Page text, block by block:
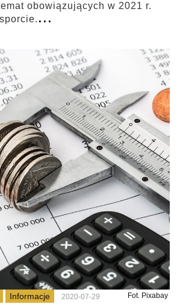
obowiązujących w 2021 r.
...
Informacje 2020-07-29 Fot. Pixabay